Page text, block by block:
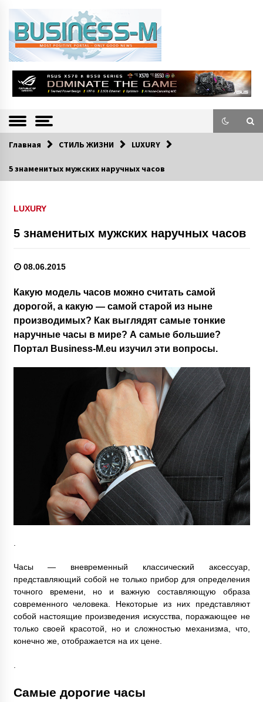
BUSINESS-M
—
Информацио
нно-деловой
экономической и культурной жизни Эстонии и зарубежных стран.
Главная СТИЛЬ ЖИЗНИ LUXURY
5 знаменитых мужских наручных часов
LUXURY
5 знаменитых мужских наручных часов
08.06.2015
Какую модель часов можно считать самой
дорогой, а какую — самой старой из ныне
производимых? Как выглядят самые тонкие
наручные часы в мире? А самые большие?
Портал Business-M.eu изучил эти вопросы.
Часы — вневременный классический аксессуар,
представляющий собой не только прибор для определения
точного времени, но и важную составляющую образа
современного человека. Некоторые из них представляют
собой настоящие произведения искусства, поражающее не
только своей красотой, но и сложностью механизма, что,
конечно же, отображается на их цене.
Самые дорогие часы